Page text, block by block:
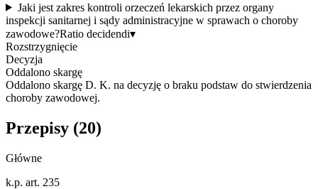
Jaki jest zakres kontroli orzeczeń lekarskich przez organy
inspekcji sanitarnej i sądy administracyjne w sprawach o choroby
zawodowe?Ratio decidendi▾
Rozstrzygnięcie
Decyzja
Oddalono skargę
Oddalono skargę D. K. na decyzję o braku podstaw do stwierdzenia
choroby zawodowej.
Przepisy (20)
Główne
k.p. art. 235